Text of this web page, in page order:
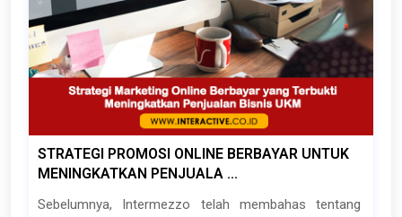
STRATEGI PROMOSI ONLINE BERBAYAR UNTUK
MENINGKATKAN PENJUALA ...
Sebelumnya, Intermezzo telah membahas tentang